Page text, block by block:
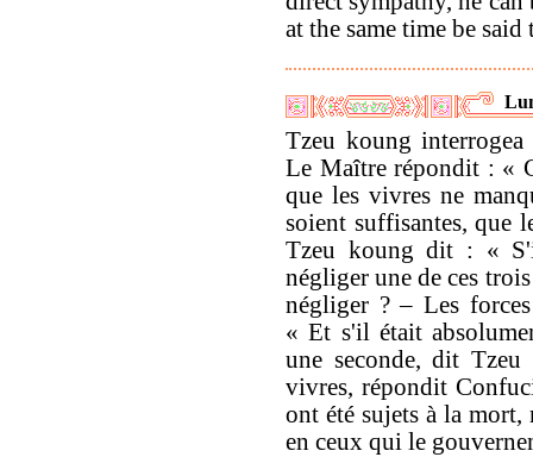
at the same time be
Tzeu koung
Le Maître répondit : «
que les vivres ne
soient suffisantes, que
Tzeu koung dit : «
négliger une de ces
négliger ? – Les
« Et s'il était
une seconde, dit
vivres, répondit
ont été sujets à la mort,
en ceux qui le